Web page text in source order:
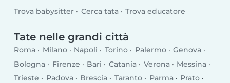
Trova babysitter Cerca tata Trova educatore
Tate nelle grandi città
Roma Milano Napoli Torino Palermo
Genova
Bologna
Firenze Bari Catania Verona
Messina
Trieste
Padova Brescia Taranto Parma
Prato